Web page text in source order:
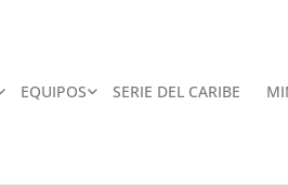
EQUIPOS SERIE DEL CARIBE